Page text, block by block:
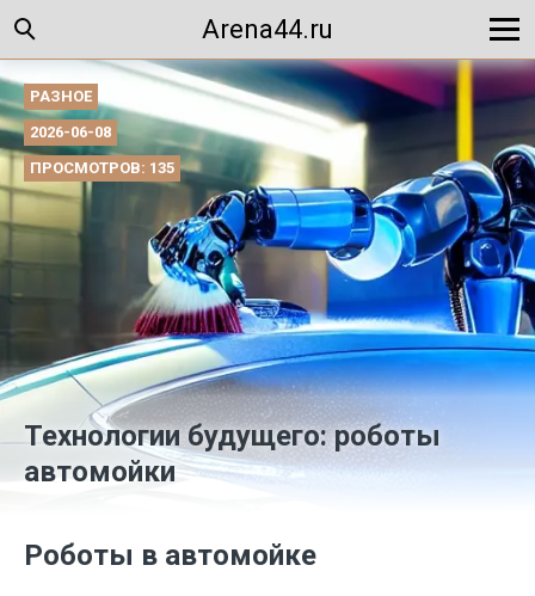
Arena44.ru
РАЗНОЕ
2026-06-08
ПРОСМОТРОВ: 135
Технологии будущего: роботы
автомойки
Роботы в автомойке